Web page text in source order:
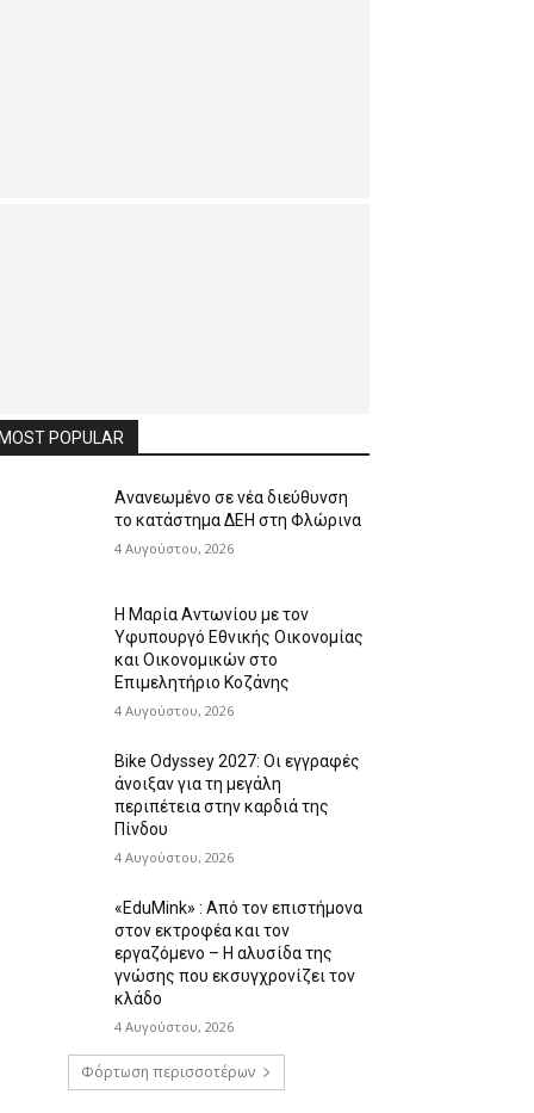
POPULAR
Ανανεωμένο σε νέα διεύθυνση
το κατάστημα ΔΕΗ στη Φλώρινα
4 Αυγούστου, 2026
Η Μαρία Αντωνίου με τον
Υφυπουργό Εθνικής Οικονομίας
και Οικονομικών στο
Επιμελητήριο Κοζάνης
4 Αυγούστου, 2026
Bike Odyssey 2027: Οι εγγραφές
άνοιξαν για τη μεγάλη
περιπέτεια στην καρδιά της
Πίνδου
4 Αυγούστου, 2026
«EduMink» : Από τον επιστήμονα
στον εκτροφέα και τον
εργαζόμενο – Η αλυσίδα της
γνώσης που εκσυγχρονίζει τον
κλάδο
4 Αυγούστου, 2026
Φόρτωση περισσοτέρων